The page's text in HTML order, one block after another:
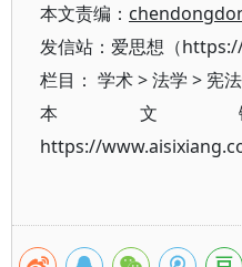
本文责编：
发信站：爱思想（
栏目： 学术>法学 > 宪
本文
https://